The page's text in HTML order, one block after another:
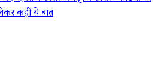
कही ये बात